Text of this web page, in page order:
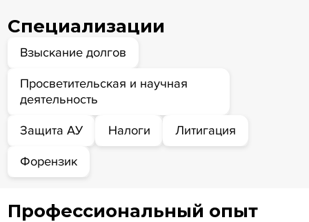
Специализации
Взыскание долгов
Просветительская и научная
деятельность
Защита АУ Налоги Литигация
Форензик
Профессиональный опыт